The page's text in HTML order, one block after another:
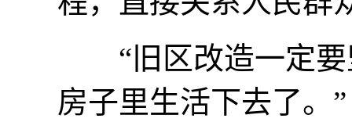
“旧区改造一定要
房子里生活下去了。”